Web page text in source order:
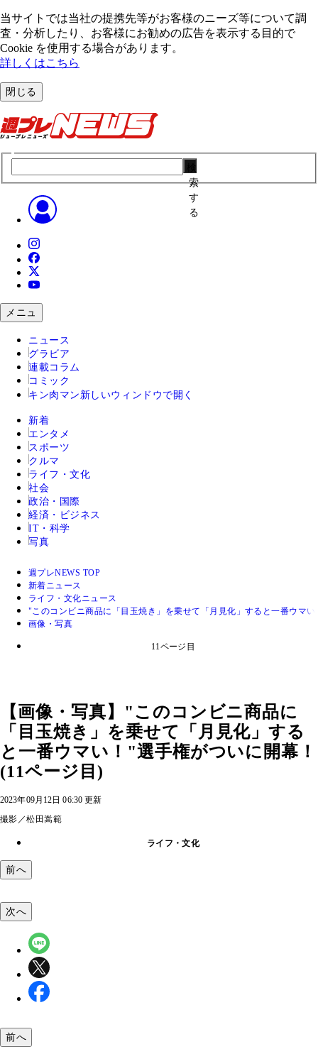
当サイトでは当社の提携先等がお客様のニーズ等について調
査・分析したり、お客様にお勧めの広告を表⽰する⽬的で
Cookie を使⽤する場合があります。
詳しくはこちら
閉じる
索
す
る
メニュ
ニュース
グラビア
連載コラム
コミック
キン肉マン 新しいウィンドウで開く
新着
エンタメ
スポーツ
クルマ
ライフ・文化
社会
政治・国際
経済・ビジネス
IT・科学
写真
週プレNEWS TOP
新着ニュース
ライフ・文化ニュース
"このコンビニ商品に「目玉焼き」を乗せて「月見化」すると一番ウマ
画像・写真
11ページ目
【画像・写真】"このコンビニ商品に
「目玉焼き」を乗せて「月見化」する
と一番ウマい！"選手権がついに開幕！
(11ページ目)
2023年09月12日 06:30 更新
撮影／松田嵩範
ライフ・文化
前へ
次へ
前へ